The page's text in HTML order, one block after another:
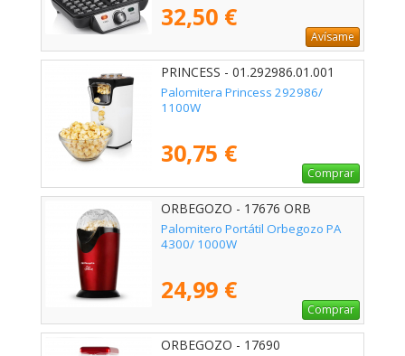
32,50 €
Avísame
PRINCESS - 01.292986.01.001
Palomitera Princess 292986/
1100W
30,75 €
Comprar
ORBEGOZO - 17676 ORB
Palomitero Portátil Orbegozo PA
4300/ 1000W
24,99 €
Comprar
ORBEGOZO - 17690